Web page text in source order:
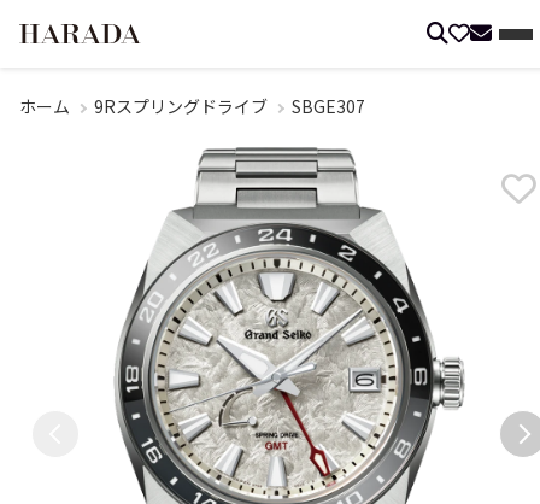
ホーム 9Rスプリングドライブ SBGE307